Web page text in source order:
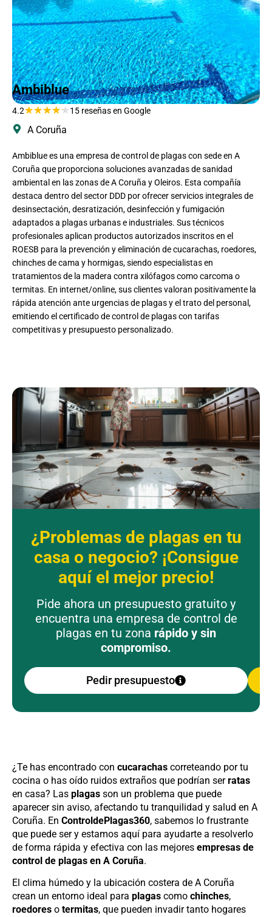
Ambiblue
4.2★★★★★ 15 reseñas en Google
A Coruña
Ambiblue es una empresa de control de plagas con sede en A
Coruña que proporciona soluciones avanzadas de sanidad
ambiental en las zonas de A Coruña y Oleiros. Esta compañía
destaca dentro del sector DDD por ofrecer servicios integrales de
desinsectación, desratización, desinfección y fumigación
adaptados a plagas urbanas e industriales. Sus técnicos
profesionales aplican productos autorizados inscritos en el
ROESB para la prevención y eliminación de cucarachas, roedores,
chinches de cama y hormigas, siendo especialistas en
tratamientos de la madera contra xilófagos como carcoma o
termitas. En internet/online, sus clientes valoran positivamente la
rápida atención ante urgencias de plagas y el trato del personal,
emitiendo el certificado de control de plagas con tarifas
competitivas y presupuesto personalizado.
¿Problemas de plagas en tu
casa o negocio? ¡Consigue
aquí el mejor precio!
Pide ahora un presupuesto gratuito y
encuentra una empresa de control de
plagas en tu zona rápido y sin
compromiso.
Pedir presupuesto
¿Te has encontrado con cucarachas correteando por tu
cocina o has oído ruidos extraños que podrían serratas
en casa? Las plagas son un problema que puede
aparecer sin aviso, afectando tu tranquilidad y salud en A
Coruña. En ControldePlagas360, sabemos lo frustrante
que puede ser y estamos aquí para ayudarte a resolverlo
de forma rápida y efectiva con las mejores empresas de
control de plagas en A Coruña.
El clima húmedo y la ubicación costera de A Coruña
crean un entorno ideal para plagas como chinches,
roedores o termitas, que pueden invadir tanto hogares